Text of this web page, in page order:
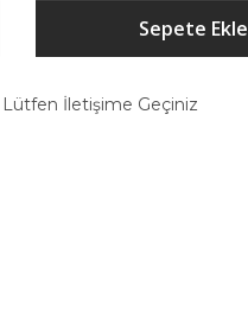
Sepete Ekle
Lütfen İletişime Geçiniz